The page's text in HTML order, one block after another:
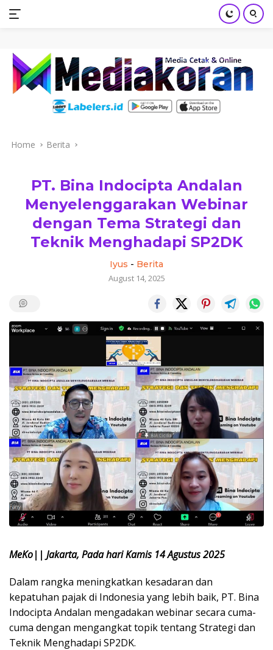
Skip
content
Home Berita
PT. Bina Indocipta Andalan
Menyelenggarakan Webinar
dengan Tema Strategi dan
Teknik Menghadapi SP2DK
Iyus - Berita
August 14, 2025
MeKo|| Jakarta, Pada hari Kamis 14 Agustus 2025
Dalam rangka meningkatkan kesadaran dan
kepatuhan pajak di Indonesia yang lebih baik, PT. Bina
Indocipta Andalan mengadakan webinar secara cuma-
cuma dengan mengangkat topik tentang Strategi dan
Teknik Menghadapi SP2DK.